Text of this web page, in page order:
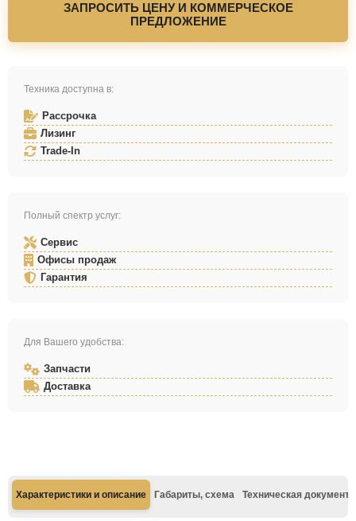
ЗАПРОСИТЬ ЦЕНУ И КОММЕРЧЕСКОЕ
ПРЕДЛОЖЕНИЕ
Техника доступна в:
Рассрочка
Лизинг
Trade-In
Полный спектр услуг:
Сервис
Офисы продаж
Гарантия
Для Вашего удобства:
Запчасти
Доставка
Характеристики и описание Габариты, схема Техническая